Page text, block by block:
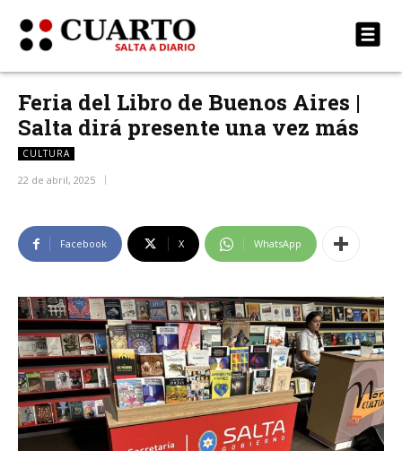
Feria del Libro de Buenos Aires |
Salta dirá presente una vez más
CULTURA
22 de abril, 2025
Facebook X WhatsApp